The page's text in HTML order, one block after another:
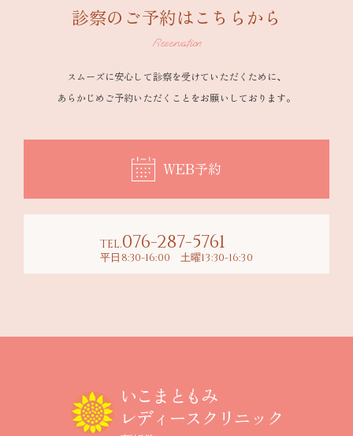
診察のご予約はこちらから
Reservation
スムーズに安心して診察を受けていただくために、
あらかじめご予約いただくことをお願いしております。
WEB予約
TEL.076-287-5761
平日8:30-16:00 土曜13:30-16:30
いこまともみ
レディースクリニック